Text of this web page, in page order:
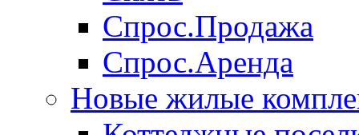
Спрос.Продажа
Спрос.Аренда
Новые жилые